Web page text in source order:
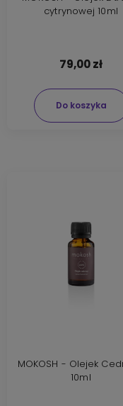
cytrynowej 10ml
79,00 zł
Do koszyka
MOKOSH - Olejek
10ml